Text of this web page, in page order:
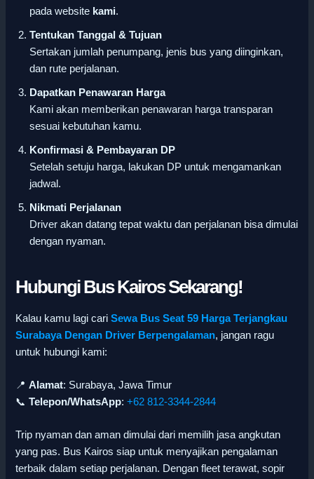
pada website kami.
Tentukan Tanggal & Tujuan
Sertakan jumlah penumpang, jenis bus yang diinginkan,
dan rute perjalanan.
Dapatkan Penawaran Harga
Kami akan memberikan penawaran harga transparan
sesuai kebutuhan kamu.
Konfirmasi & Pembayaran DP
Setelah setuju harga, lakukan DP untuk mengamankan
jadwal.
Nikmati Perjalanan
Driver akan datang tepat waktu dan perjalanan bisa dimulai
dengan nyaman.
Hubungi Bus Kairos Sekarang!
Kalau kamu lagi cariSewa Bus Seat 59 Harga Terjangkau
Surabaya Dengan Driver Berpengalaman, jangan ragu
untuk hubungi kami:
📍Alamat: Surabaya, Jawa Timur
📞Telepon/WhatsApp:+62 812-3344-2844
Trip nyaman dan aman dimulai dari memilih jasa angkutan
yang pas. Bus Kairos siap untuk menyajikan pengalaman
terbaik dalam setiap perjalanan. Dengan fleet terawat, sopir